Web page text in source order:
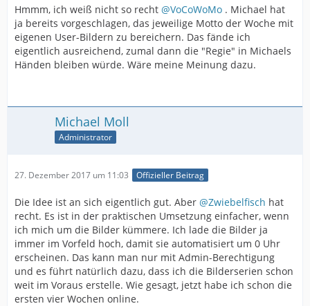
Hmmm, ich weiß nicht so recht @VoCoWoMo . Michael hat
ja bereits vorgeschlagen, das jeweilige Motto der Woche mit
eigenen User-Bildern zu bereichern. Das fände ich
eigentlich ausreichend, zumal dann die "Regie" in Michaels
Händen bleiben würde. Wäre meine Meinung dazu.
Michael Moll
Administrator
27. Dezember 2017 um 11:03 Offizieller Beitrag
Die Idee ist an sich eigentlich gut. Aber @Zwiebelfisch hat
recht. Es ist in der praktischen Umsetzung einfacher, wenn
ich mich um die Bilder kümmere. Ich lade die Bilder ja
immer im Vorfeld hoch, damit sie automatisiert um 0 Uhr
erscheinen. Das kann man nur mit Admin-Berechtigung
und es führt natürlich dazu, dass ich die Bilderserien schon
weit im Voraus erstelle. Wie gesagt, jetzt habe ich schon die
ersten vier Wochen online.